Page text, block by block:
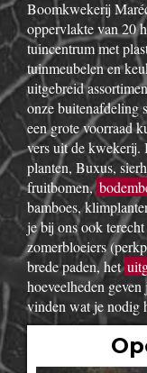
Boomkwekerij
oppervlakte van 20
tuincentrum met
tuinmeubelen en
uitgebreid
onze buitenafdeling
een grote voorraad
vers uit de kwekerij.
planten, Buxus,
fruitbomen,
bamboes,
je bij ons ook
zomerbloeiers
brede paden, het
hoeveelheden
vinden wat je nodig